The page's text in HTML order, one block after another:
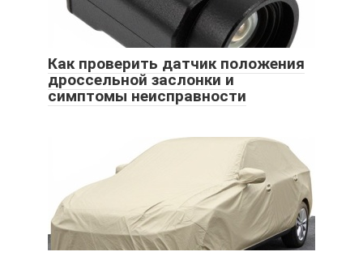
Как проверить датчик положения
дроссельной заслонки и
симптомы неисправности